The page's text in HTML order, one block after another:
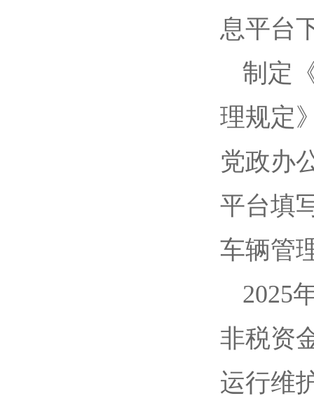
息平台
制定
理规定
党政办
平台填
车辆管
2025
非税资
运行维